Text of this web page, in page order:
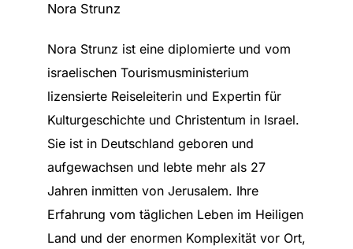
Nora Strunz
Nora Strunz ist eine diplomierte und vom
israelischen Tourismusministerium
lizensierte Reiseleiterin und Expertin für
Kulturgeschichte und Christentum in Israel.
Sie ist in Deutschland geboren und
aufgewachsen und lebte mehr als 27
Jahren inmitten von Jerusalem. Ihre
Erfahrung vom täglichen Leben im Heiligen
Land und der enormen Komplexität vor Ort,